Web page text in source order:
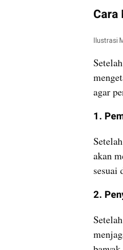
Cara
Ilustrasi
agar
1.
Setelah
akan
sesuai
2.
Setelah